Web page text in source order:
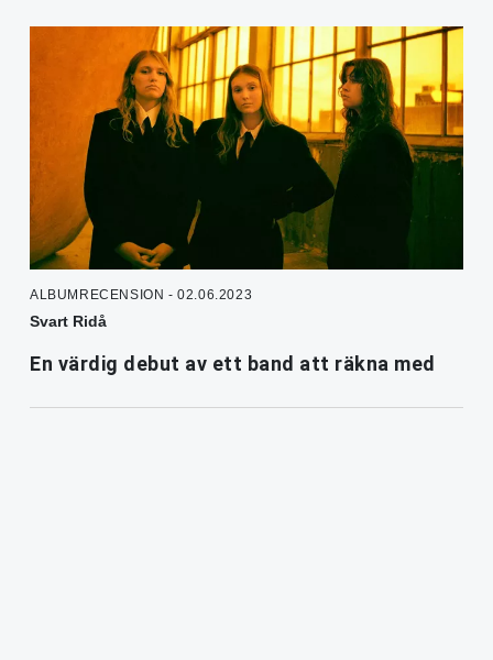
ALBUMRECENSION - 02.06.2023
Svart Ridå
En värdig debut av ett band att räkna med